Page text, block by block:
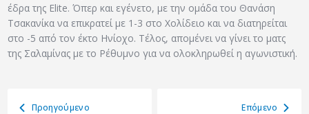
έδρα της Elite. Όπερ και εγένετο, με την ομάδα του Θανάση
Τσακανίκα να επικρατεί με 1-3 στο Χολίδειο και να διατηρείται
στο -5 από τον έκτο Ηνίοχο. Τέλος, απομένει να γίνει το ματς
της Σαλαμίνας με το Ρέθυμνο για να ολοκληρωθεί η αγωνιστική.
Προηγούμενο Eπόμενο